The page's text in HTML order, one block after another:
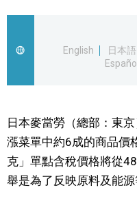
視覺日本
臺灣香港
English
日本語
Español
日本麥當勞（總部：東
漲菜單中約6成的商品價
克」單點含稅價格將從
舉是為了反映原料及能源